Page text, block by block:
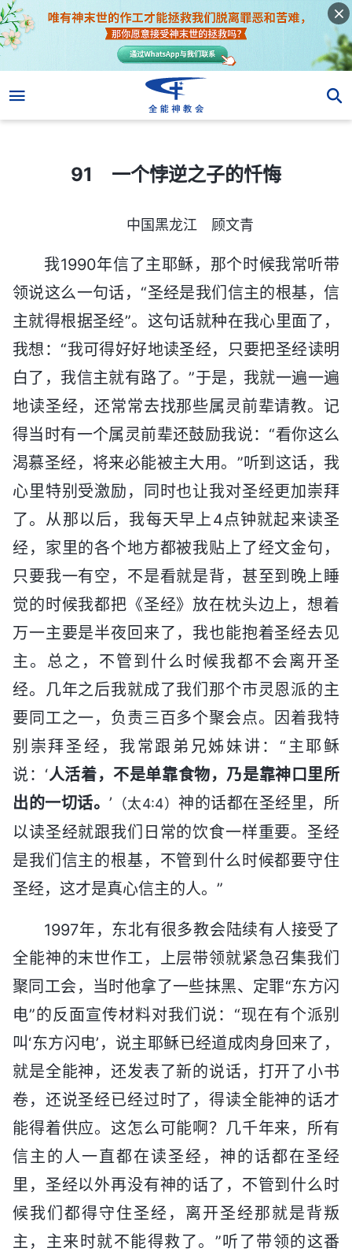
91 一个悖逆之子的忏悔
中国黑龙江 顾文青
我1990年信了主耶稣，那个时候我常听带
领说这么一句话，“圣经是我们信主的根基，信
主就得根据圣经”。这句话就种在我心里面了，
我想：“我可得好好地读圣经，只要把圣经读明
白了，我信主就有路了。”于是，我就一遍一遍
地读圣经，还常常去找那些属灵前辈请教。记
得当时有一个属灵前辈还鼓励我说：“看你这么
渴慕圣经，将来必能被主大用。”听到这话，我
心里特别受激励，同时也让我对圣经更加崇拜
了。从那以后，我每天早上4点钟就起来读圣
经，家里的各个地方都被我贴上了经文金句，
只要我一有空，不是看就是背，甚至到晚上睡
觉的时候我都把《圣经》放在枕头边上，想着
万一主要是半夜回来了，我也能抱着圣经去见
主。总之，不管到什么时候我都不会离开圣
经。几年之后我就成了我们那个市灵恩派的主
要同工之一，负责三百多个聚会点。因着我特
别崇拜圣经，我常跟弟兄姊妹讲：“主耶稣
说：‘人活着，不是单靠食物，乃是靠神口里所
出的一切话。’ （太4:4） 神的话都在圣经里，所
以读圣经就跟我们日常的饮食一样重要。圣经
是我们信主的根基，不管到什么时候都要守住
圣经，这才是真心信主的人。”
1997年，东北有很多教会陆续有人接受了
全能神的末世作工，上层带领就紧急召集我们
聚同工会，当时他拿了一些抹黑、定罪“东方闪
电”的反面宣传材料对我们说：“现在有个派别
叫‘东方闪电’，说主耶稣已经道成肉身回来了，
就是全能神，还发表了新的说话，打开了小书
卷，还说圣经已经过时了，得读全能神的话才
能得着供应。这怎么可能啊？几千年来，所有
信主的人一直都在读圣经，神的话都在圣经
里，圣经以外再没有神的话了，不管到什么时
候我们都得守住圣经，离开圣经那就是背叛
主，主来时就不能得救了。”听了带领的这番